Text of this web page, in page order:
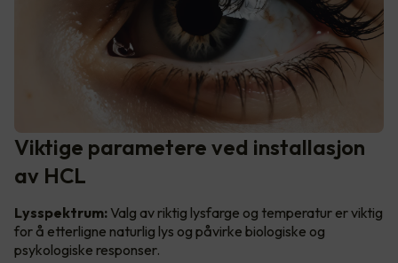
Viktige parametere ved installasjon
av HCL
Lysspektrum: Valg av riktig lysfarge og temperatur er viktig
for å etterligne naturlig lys og påvirke biologiske og
psykologiske responser.